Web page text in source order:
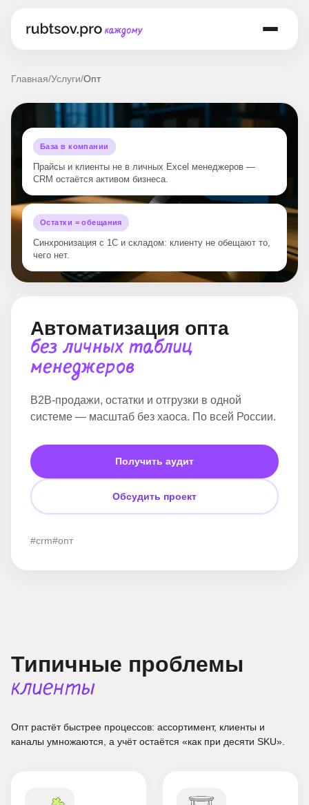
Главная/Услуги/Опт
Автоматизация опта
без личных таблиц
менеджеров
B2B-продажи, остатки и отгрузки в одной
системе — масштаб без хаоса. По всей России.
Получить аудит
Обсудить проект
#crm#опт
База в компании
Прайсы и клиенты не в личных Excel менеджеров —
CRM остаётся активом бизнеса.
Остатки = обещания
Синхронизация с 1С и складом: клиенту не обещают то,
чего нет.
Типичные проблемы
клиенты
Опт растёт быстрее процессов: ассортимент, клиенты и
каналы умножаются, а учёт остаётся «как при десяти SKU».